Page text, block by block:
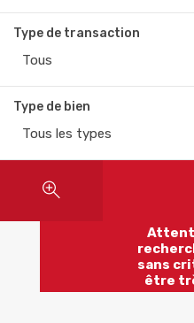
Type de transaction
Tous
Type de bien
Tous les types
sans
être